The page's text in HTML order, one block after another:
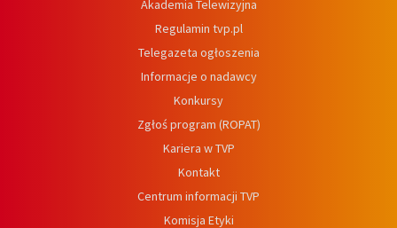
Akademia Telewizyjna
Regulamin tvp.pl
Telegazeta ogłoszenia
Informacje o nadawcy
Konkursy
Zgłoś program (ROPAT)
Kariera w TVP
Kontakt
Centrum informacji TVP
Komisja Etyki